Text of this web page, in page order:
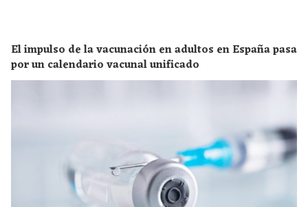
El impulso de la vacunación en adultos en España pasa
por un calendario vacunal unificado